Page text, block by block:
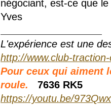
négociant, est-ce que
Yves
L'expérience est une
http://www.club-
Pour ceux qui aiment
roule.
7636 RK5
https://youtu.be/